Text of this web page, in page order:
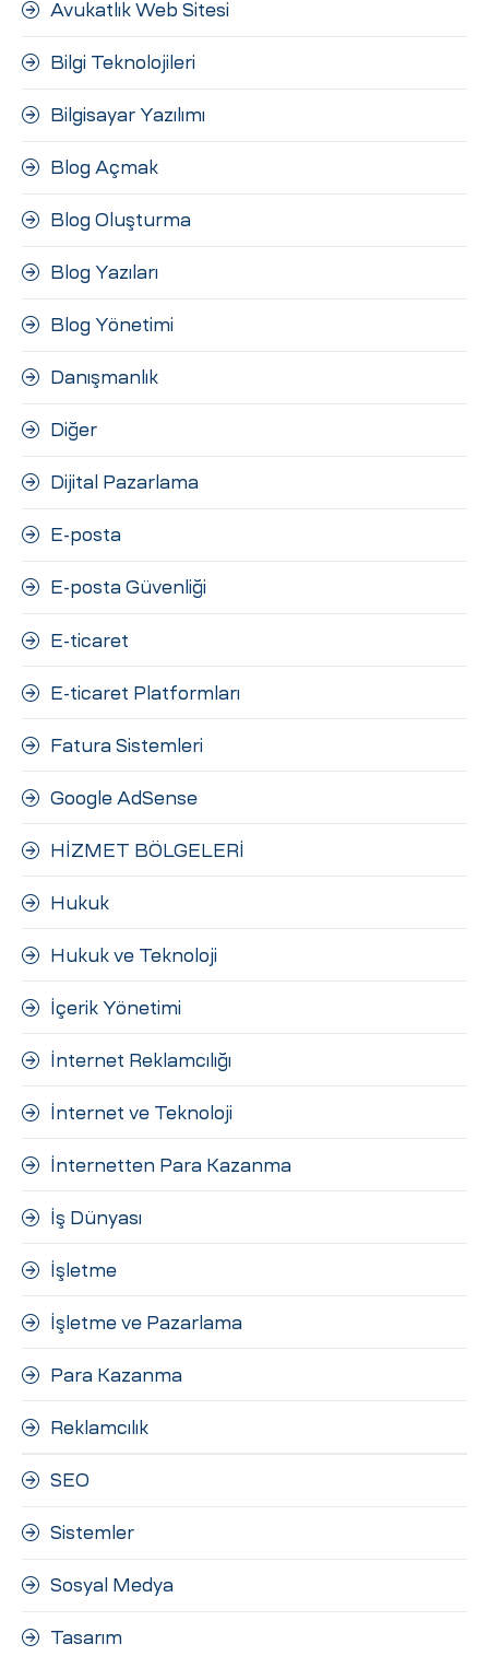
Avukatlık Web Sitesi
Bilgi Teknolojileri
Bilgisayar Yazılımı
Blog Açmak
Blog Oluşturma
Blog Yazıları
Blog Yönetimi
Danışmanlık
Diğer
Dijital Pazarlama
E-posta
E-posta Güvenliği
E-ticaret
E-ticaret Platformları
Fatura Sistemleri
Google AdSense
HİZMET BÖLGELERİ
Hukuk
Hukuk ve Teknoloji
İçerik Yönetimi
İnternet Reklamcılığı
İnternet ve Teknoloji
İnternetten Para Kazanma
İş Dünyası
İşletme
İşletme ve Pazarlama
Para Kazanma
Reklamcılık
SEO
Sistemler
Sosyal Medya
Tasarım